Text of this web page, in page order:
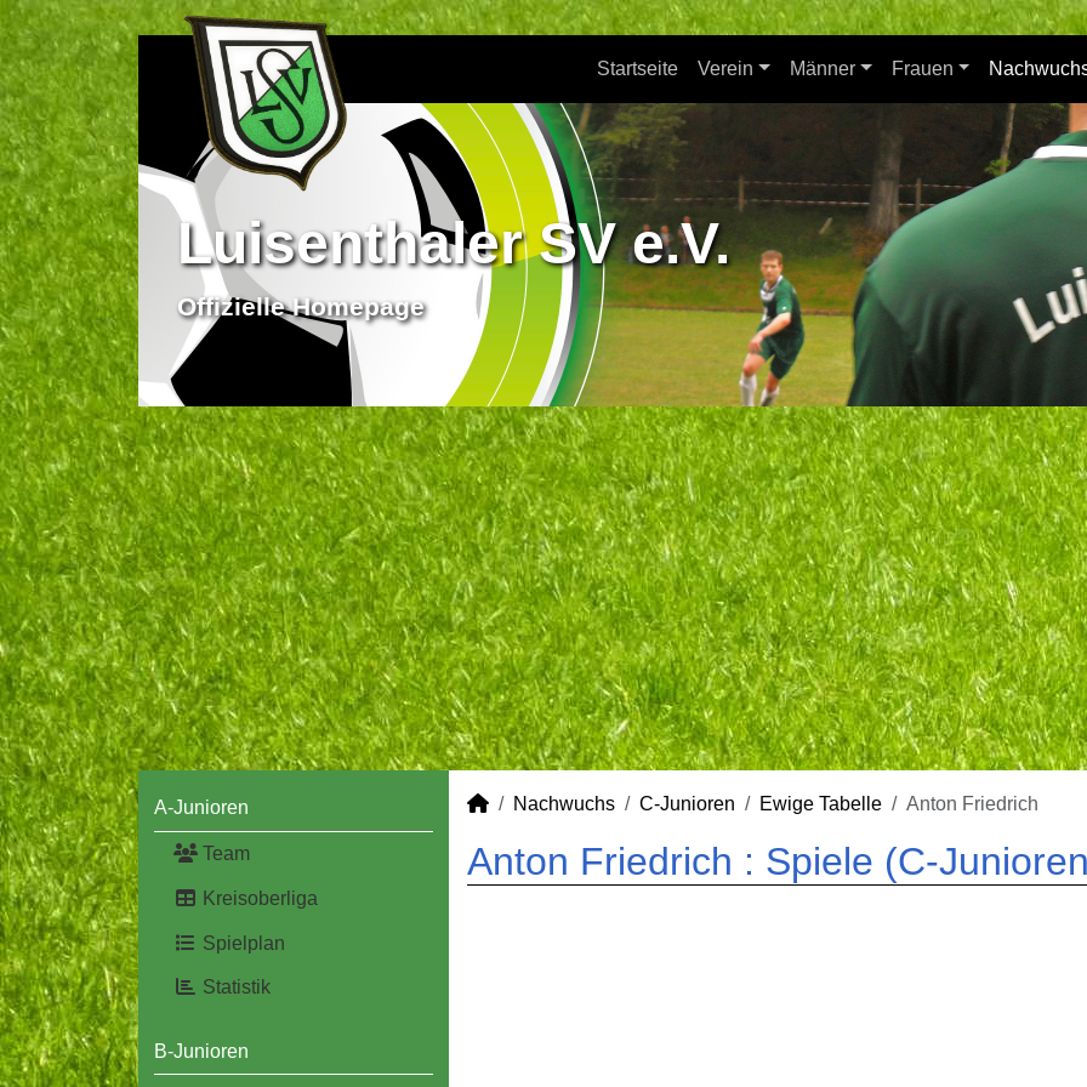
Startseite Verein Männer Frauen
Luisenthaler SV e.V.
Offizielle Homepage
A-Junioren
Team
Kreisoberliga
Spielplan
Statistik
B-Junioren
Nachwuchs C-Junioren Ewige Tabelle Anton Friedrich
Anton Friedrich : Spiele (C-